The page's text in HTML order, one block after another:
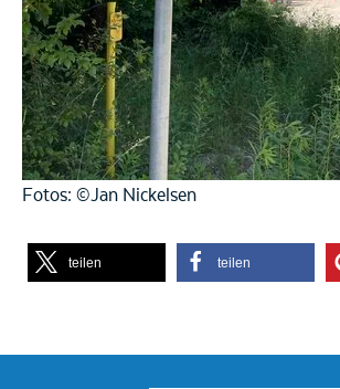
Fotos: ©Jan Nickelsen
teilen teilen